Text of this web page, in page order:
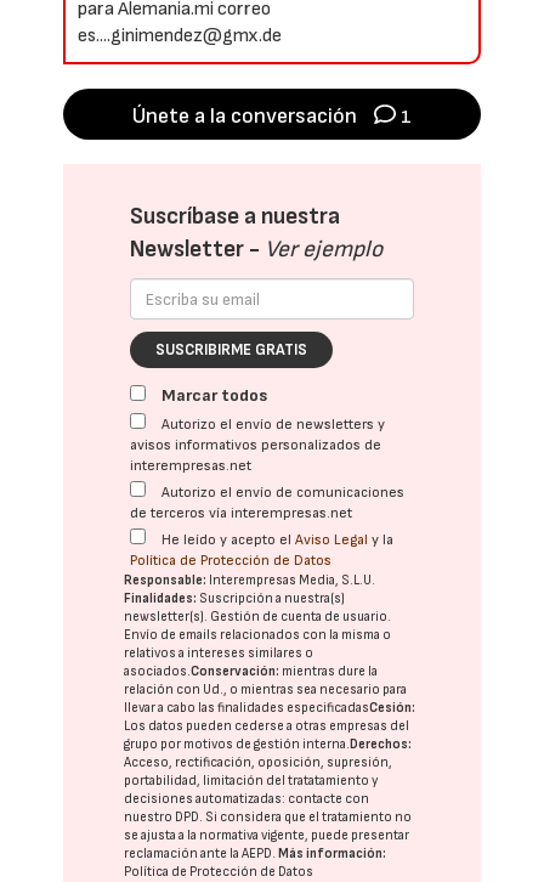
para Alemania.mi correo
es....ginimendez@gmx.de
Únete a la conversación 1
Suscríbase a nuestra
Newsletter - Ver ejemplo
SUSCRIBIRME GRATIS
Marcar todos
Autorizo el envío de newsletters y
avisos informativos personalizados de
interempresas.net
Autorizo el envío de comunicaciones
de terceros vía interempresas.net
He leído y acepto elAviso Legal y la
Política de Protección de Datos
Responsable: Interempresas Media, S.L.U.
Finalidades: Suscripción a nuestra(s)
newsletter(s). Gestión de cuenta de usuario.
Envío de emails relacionados con la misma o
relativos a intereses similares o
asociados.Conservación: mientras dure la
relación con Ud., o mientras sea necesario para
llevar a cabo las finalidades especificadasCesión:
Los datos pueden cederse a otras empresas del
grupo por motivos de gestión interna. Derechos:
Acceso, rectificación, oposición, supresión,
portabilidad, limitación del tratatamiento y
decisiones automatizadas: contacte con
nuestro DPD. Si considera que el tratamiento no
se ajusta a la normativa vigente, puede presentar
reclamación ante laAEPD. Más información:
Política de Protección de Datos